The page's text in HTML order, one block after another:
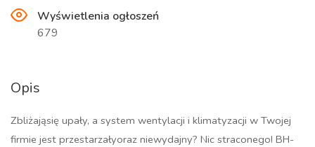
Wyświetlenia ogłoszeń
679
Opis
Zbliżająsię upały, a system wentylacji i klimatyzacji w Twojej
firmie jest przestarzałyoraz niewydajny? Nic straconego! BH-